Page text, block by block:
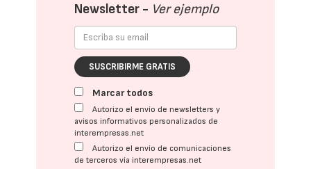
Newsletter - Ver ejemplo
SUSCRIBIRME GRATIS
Marcar todos
Autorizo el envío de newsletters y
avisos informativos personalizados de
interempresas.net
Autorizo el envío de comunicaciones
de terceros vía interempresas.net